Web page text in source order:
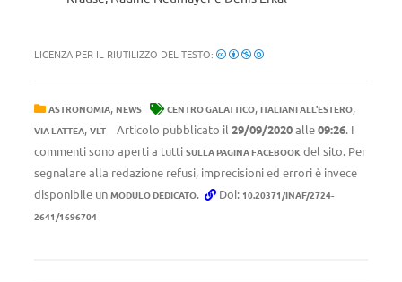
LICENZA PER IL RIUTILIZZO DEL TESTO:
ASTRONOMIA, NEWS CENTRO GALATTICO, ITALIANI ALL'ESTERO,
VIA LATTEA, VLT Articolo pubblicato il 29/09/2020alle09:26. I
commenti sono aperti a tutti SULLA PAGINA FACEBOOK del sito. Per
segnalare alla redazione refusi, imprecisioni ed errori è invece
disponibile un MODULO DEDICATO. Doi: 10.20371/INAF/2724-
2641/1696704